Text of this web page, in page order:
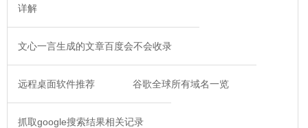
详解
文心一言生成的文章百度会不会收录
远程桌面软件推荐 谷歌全球所有域名一览
抓取google搜索结果相关记录